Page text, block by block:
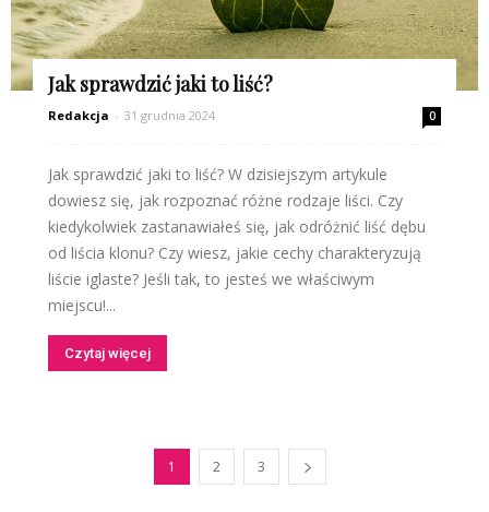
Jak sprawdzić jaki to liść?
Redakcja - 31 grudnia 2024 0
Jak sprawdzić jaki to liść? W dzisiejszym artykule
dowiesz się, jak rozpoznać różne rodzaje liści. Czy
kiedykolwiek zastanawiałeś się, jak odróżnić liść dębu
od liścia klonu? Czy wiesz, jakie cechy charakteryzują
liście iglaste? Jeśli tak, to jesteś we właściwym
miejscu!...
Czytaj więcej
1 2 3